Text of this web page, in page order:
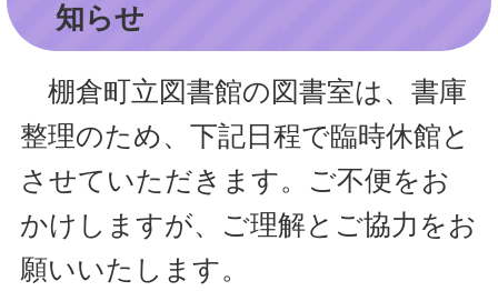
知らせ
棚倉町立図書館の図書室は、書庫
整理のため、下記日程で臨時休館と
させていただきます。
ご不便をお
かけしますが、ご理解とご協力をお
願いいたします。